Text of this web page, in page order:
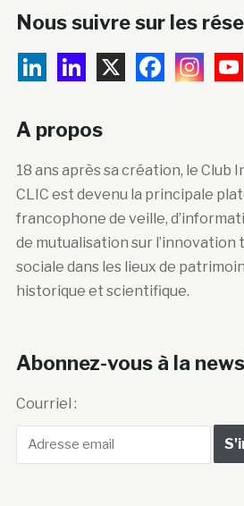
Nous suivre sur les
A propos
18 ans après sa création, le Club
CLIC est devenu la principale
francophone de veille,
de mutualisation sur
sociale dans les lieux de
historique et scientifique.
Abonnez-vous à la
Courriel :